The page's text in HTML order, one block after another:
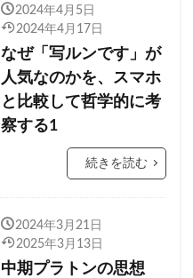
2024年4月5日
2024年4月17日
なぜ「写ルンです」が
人気なのかを、スマホ
と比較して哲学的に考
察する1
続きを読む
2024年3月21日
2025年3月13日
中期プラトンの思想